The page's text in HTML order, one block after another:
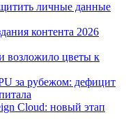
личные данные
контента 2026
возложило цветы к
за рубежом: дефицит
Cloud: новый этап